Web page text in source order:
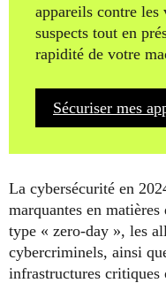
appareils contre les
suspects tout en
rapidité de votre
Sécuriser mes
La cybersécurité en
marquantes en
type « zero-day », les
cybercriminels, ainsi
infrastructures critiques